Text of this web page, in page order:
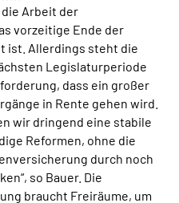
Arbeit der
vorzeitige Ende der
ist. Allerdings steht die
Legislaturperiode
dass ein großer
in Rente gehen wird.
wir dringend eine stabile
Reformen, ohne die
durch noch
so Bauer. Die
braucht Freiräume, um